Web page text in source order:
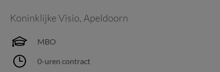
Koninklijke Visio, Apeldoorn
MBO
0-uren contract